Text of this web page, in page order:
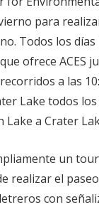
para
Todos los
ofrece ACES
a las
Lake todos
a Crater
un
realizar el
con